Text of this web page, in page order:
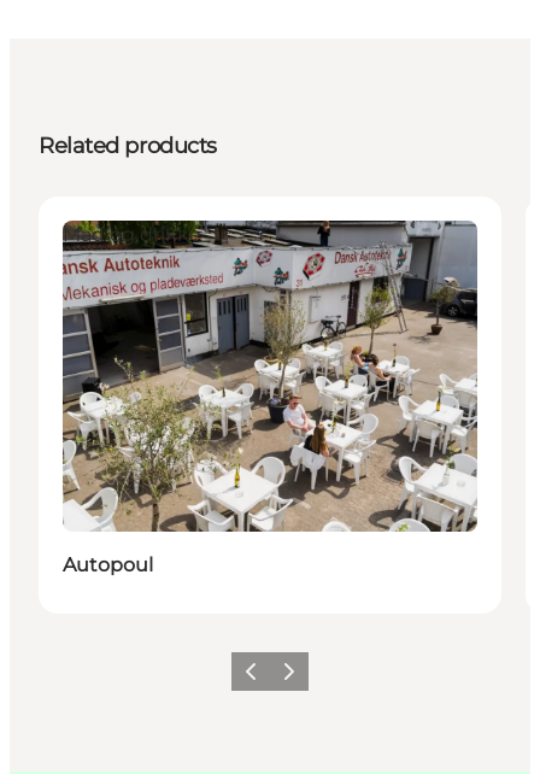
Related products
Mad og drikke
Autopoul
Previous
Next